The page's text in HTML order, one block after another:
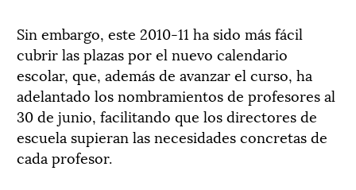
Sin embargo, este 2010-11 ha sido más fácil
cubrir las plazas por el nuevo calendario
escolar, que, además de avanzar el curso, ha
adelantado los nombramientos de profesores al
30 de junio, facilitando que los directores de
escuela supieran las necesidades concretas de
cada profesor.